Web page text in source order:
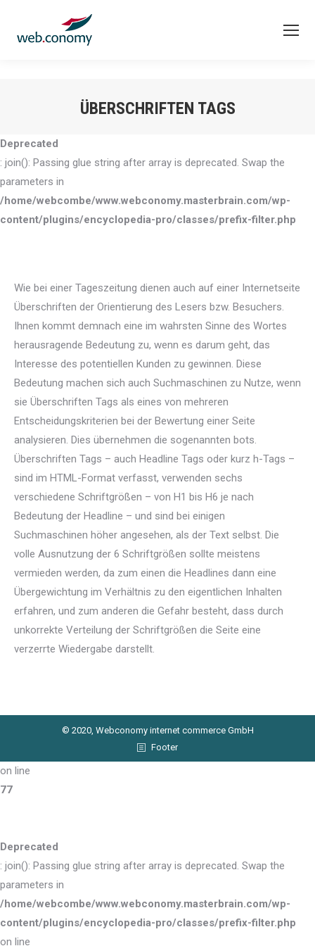
Deprecated
: join(): Passing glue string after array is deprecated. Swap the
parameters in
/home/webcombe/www.webconomy.masterbrain.com/wp-
content/plugins/encyclopedia-pro/classes/prefix-filter.php
on line
77
Deprecated
: join(): Passing glue string after array is deprecated. Swap the
parameters in
/home/webcombe/www.webconomy.masterbrain.com/wp-
content/plugins/encyclopedia-pro/classes/prefix-filter.php
on line
ÜBERSCHRIFTEN TAGS
Wie bei einer Tageszeitung dienen auch auf einer Internetseite
Überschriften der Orientierung des Lesers bzw. Besuchers.
Ihnen kommt demnach eine im wahrsten Sinne des Wortes
herausragende Bedeutung zu, wenn es darum geht, das
Interesse des potentiellen Kunden zu gewinnen. Diese
Bedeutung machen sich auch Suchmaschinen zu Nutze, wenn
sie Überschriften Tags als eines von mehreren
Entscheidungskriterien bei der Bewertung einer Seite
analysieren. Dies übernehmen die sogenannten bots.
Überschriften Tags – auch Headline Tags oder kurz h-Tags –
sind im HTML-Format verfasst, verwenden sechs
verschiedene Schriftgrößen – von H1 bis H6 je nach
Bedeutung der Headline – und sind bei einigen
Suchmaschinen höher angesehen, als der Text selbst. Die
volle Ausnutzung der 6 Schriftgrößen sollte meistens
vermieden werden, da zum einen die Headlines dann eine
Übergewichtung im Verhältnis zu den eigentlichen Inhalten
erfahren, und zum anderen die Gefahr besteht, dass durch
unkorrekte Verteilung der Schriftgrößen die Seite eine
verzerrte Wiedergabe darstellt.
© 2020, Webconomy internet commerce GmbH
Footer